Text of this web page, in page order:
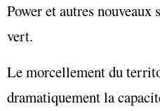
Power et autres nouveaux
vert.
Le morcellement du
dramatiquement la